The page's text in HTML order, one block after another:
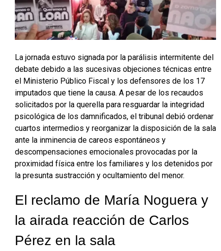
La jornada estuvo signada por la parálisis intermitente del
debate debido a las sucesivas objeciones técnicas entre
el Ministerio Público Fiscal y los defensores de los 17
imputados que tiene la causa. A pesar de los recaudos
solicitados por la querella para resguardar la integridad
psicológica de los damnificados, el tribunal debió ordenar
cuartos intermedios y reorganizar la disposición de la sala
ante la inminencia de careos espontáneos y
descompensaciones emocionales provocadas por la
proximidad física entre los familiares y los detenidos por
la presunta sustracción y ocultamiento del menor.
El reclamo de María Noguera y
la airada reacción de Carlos
Pérez en la sala